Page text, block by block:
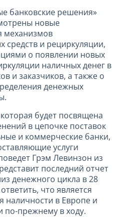
банковские решения»
новые
механизмов
средств и рециркуляции,
о появлении новых
наличных денег в
и заказчиков, а также о
денежных
будет посвящена
в цепочке поставок
и коммерческие банки,
услуги
Грэм Левинзон из
последний отчет
денежного цикла в 28
что является
наличности в Европе и
по-прежнему в ходу.